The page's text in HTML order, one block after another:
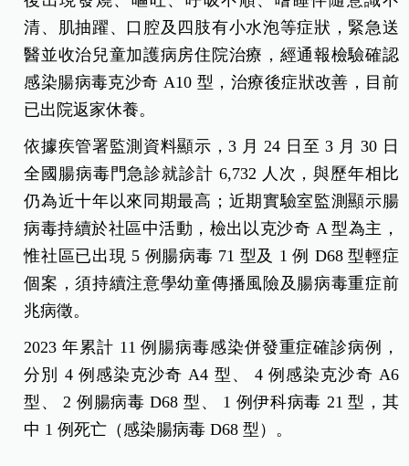
清、肌抽躍、口腔及四肢有小水泡等症狀，緊急送
醫並收治兒童加護病房住院治療，經通報檢驗確認
感染腸病毒克沙奇 A10 型，治療後症狀改善，目前
已出院返家休養。
依據疾管署監測資料顯示，3 月 24 日至 3 月 30 日
全國腸病毒門急診就診計 6,732 人次，與歷年相比
仍為近十年以來同期最高；近期實驗室監測顯示腸
病毒持續於社區中活動，檢出以克沙奇 A 型為主，
惟社區已出現 5 例腸病毒 71 型及 1 例 D68 型輕症
個案，須持續注意學幼童傳播風險及腸病毒重症前
兆病徵。
2023 年累計 11 例腸病毒感染併發重症確診病例，
分別 4 例感染克沙奇 A4 型、 4 例感染克沙奇 A6
型、 2 例腸病毒 D68 型、 1 例伊科病毒 21 型，其
中 1 例死亡（感染腸病毒 D68 型）。